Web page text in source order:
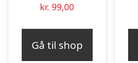
kr. 99,00
Gå til shop